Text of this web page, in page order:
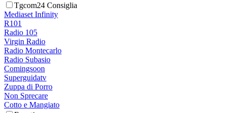
Tgcom24 Consiglia
Mediaset Infinity
R101
Radio 105
Virgin Radio
Radio Montecarlo
Radio Subasio
Comingsoon
Superguidatv
Zuppa di Porro
Non Sprecare
Cotto e Mangiato